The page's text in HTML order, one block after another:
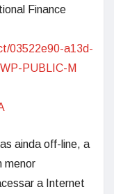
Finance
03522e90-a13d-
PUBLIC-M
ainda off-line, a
menor
a Internet